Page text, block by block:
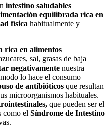
intestino saludables
equilibrada rica en
física habitualmente y
rica en alimentos
sal, grasas de baja
negativamente nuestra
lo hace el consumo
de antibióticos que resultan
microorganismos habituales.
que pueden ser el
como el Síndrome de Intestino